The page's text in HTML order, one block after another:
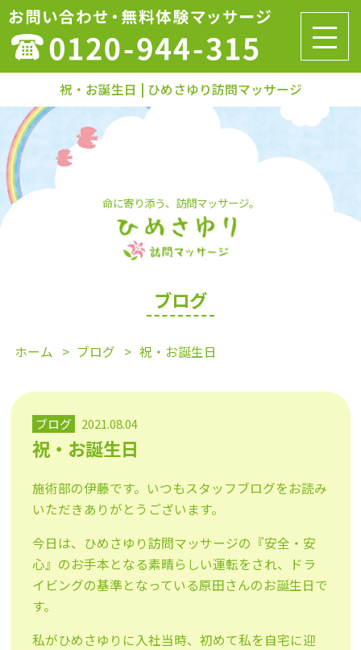
祝・お誕生日 | ひめさゆり訪問マッサージ
命に寄り添う、訪問マッサージ。
ブログ
ホーム ブログ 祝・お誕生日
ブログ 2021.08.04
祝・お誕生日
施術部の伊藤です。いつもスタッフブログをお読み
いただきありがとうございます。
今日は、ひめさゆり訪問マッサージの『安全・安
心』のお手本となる素晴らしい運転をされ、ドラ
イビングの基準となっている原田さんのお誕生日で
す。
私がひめさゆりに入社当時、初めて私を自宅に迎